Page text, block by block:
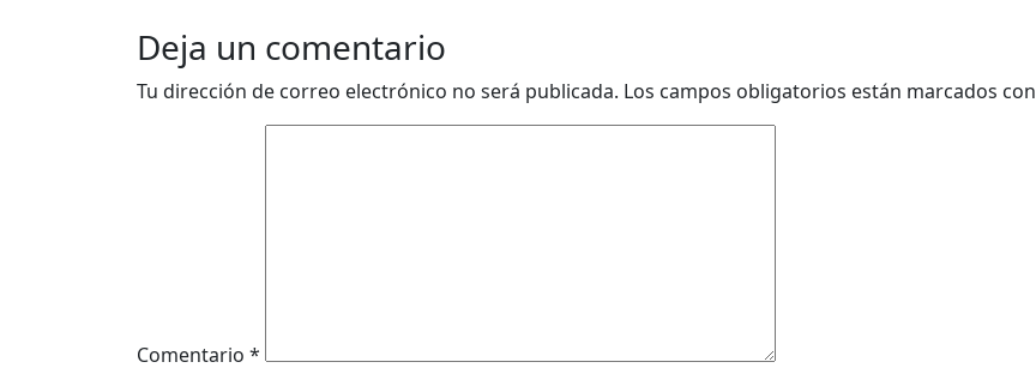
Deja un comentario
Tu dirección de correo electrónico no será publicada. Los campos obligatorios están marcados con
Comentario *